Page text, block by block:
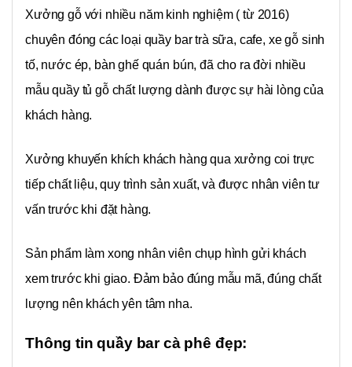
Xưởng gỗ với nhiều năm kinh nghiệm ( từ 2016)
chuyên đóng các loại quầy bar trà sữa, cafe, xe gỗ sinh
tố, nước ép, bàn ghế quán bún, đã cho ra đời nhiều
mẫu quầy tủ gỗ chất lượng dành được sự hài lòng của
khách hàng.
Xưởng khuyến khích khách hàng qua xưởng coi trực
tiếp chất liệu, quy trình sản xuất, và được nhân viên tư
vấn trước khi đặt hàng.
Sản phẩm làm xong nhân viên chụp hình gửi khách
xem trước khi giao. Đảm bảo đúng mẫu mã, đúng chất
lượng nên khách yên tâm nha.
Thông tin quầy bar cà phê đẹp: